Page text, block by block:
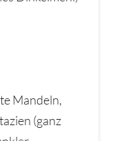
Mandeln,
(ganz